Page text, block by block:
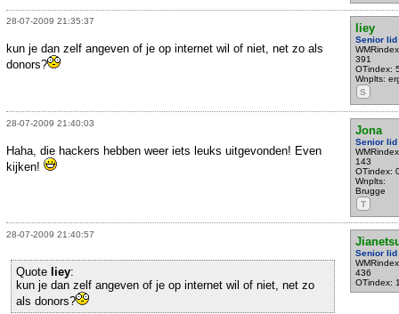
28-07-2009 21:35:37
liey
Senior lid
391
OTindex:
Wnplts:
S
kun je dan zelf angeven of je op internet wil of niet, net zo als
donors?
28-07-2009 21:40:03
Jona
Senior lid
143
OTindex:
Wnplts:
Brugge
T
Haha, die hackers hebben weer iets leuks uitgevonden! Even
kijken!
28-07-2009 21:40:57
Senior lid
436
OTindex:
Quote liey:
kun je dan zelf angeven of je op internet wil of niet, net zo
als donors?